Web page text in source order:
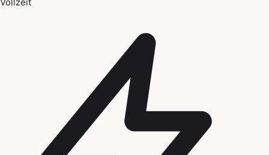
Vollzeit